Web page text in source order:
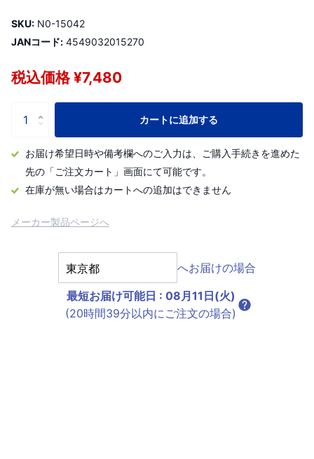
SKU: N0-15042
JANコード: 4549032015270
税込価格 ¥7,480
カートに追加する
お届け希望日時や備考欄へのご入力は、ご購入手続きを進めた
先の「ご注文カート」画面にて可能です。
在庫が無い場合はカートへの追加はできません
メーカー製品ページへ
へお届けの場合
最短お届け可能日 : 08月11日(火)
(20時間39分以内にご注文の場合)